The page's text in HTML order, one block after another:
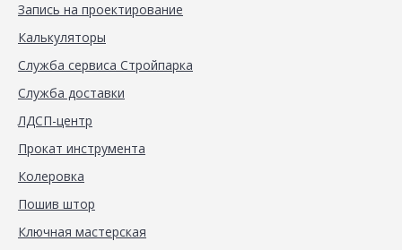
Запись на проектирование
Калькуляторы
Служба сервиса Стройпарка
Служба доставки
ЛДСП-центр
Прокат инструмента
Колеровка
Пошив штор
Ключная мастерская